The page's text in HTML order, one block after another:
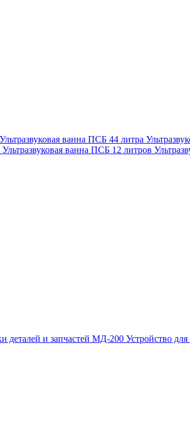
Ультразвуковая ванна ПСБ 44 литра
Ультразвуковая ванна ПСБ 12 литров
деталей и запчастей МД-200 Устройство